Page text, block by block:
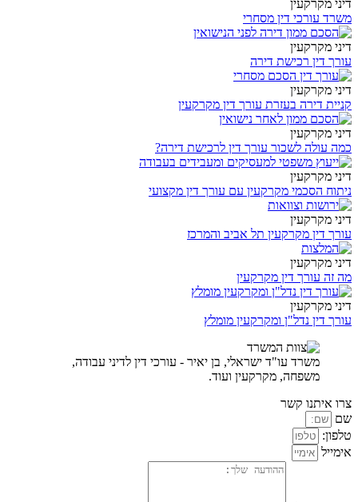
דיני מקרקעין
משרד עורכי דין מסחרי
דיני מקרקעין
עורך דין רכישת דירה
דיני מקרקעין
קניית דירה בעזרת עורך דין מקרקעין
דיני מקרקעין
כמה עולה לשכור עורך דין לרכישת דירה?
דיני מקרקעין
ניתוח הסכמי מקרקעין עם עורך דין מקצועי
דיני מקרקעין
עורך דין מקרקעין תל אביב והמרכז
דיני מקרקעין
מה זה עורך דין מקרקעין
דיני מקרקעין
עורך דין נדל"ן ומקרקעין מומלץ
משרד עו"ד ישראלי, בן יאיר - עורכי דין לדיני עבודה,
משפחה, מקרקעין ועוד.
צרו איתנו קשר
שם
טלפון:
אימייל